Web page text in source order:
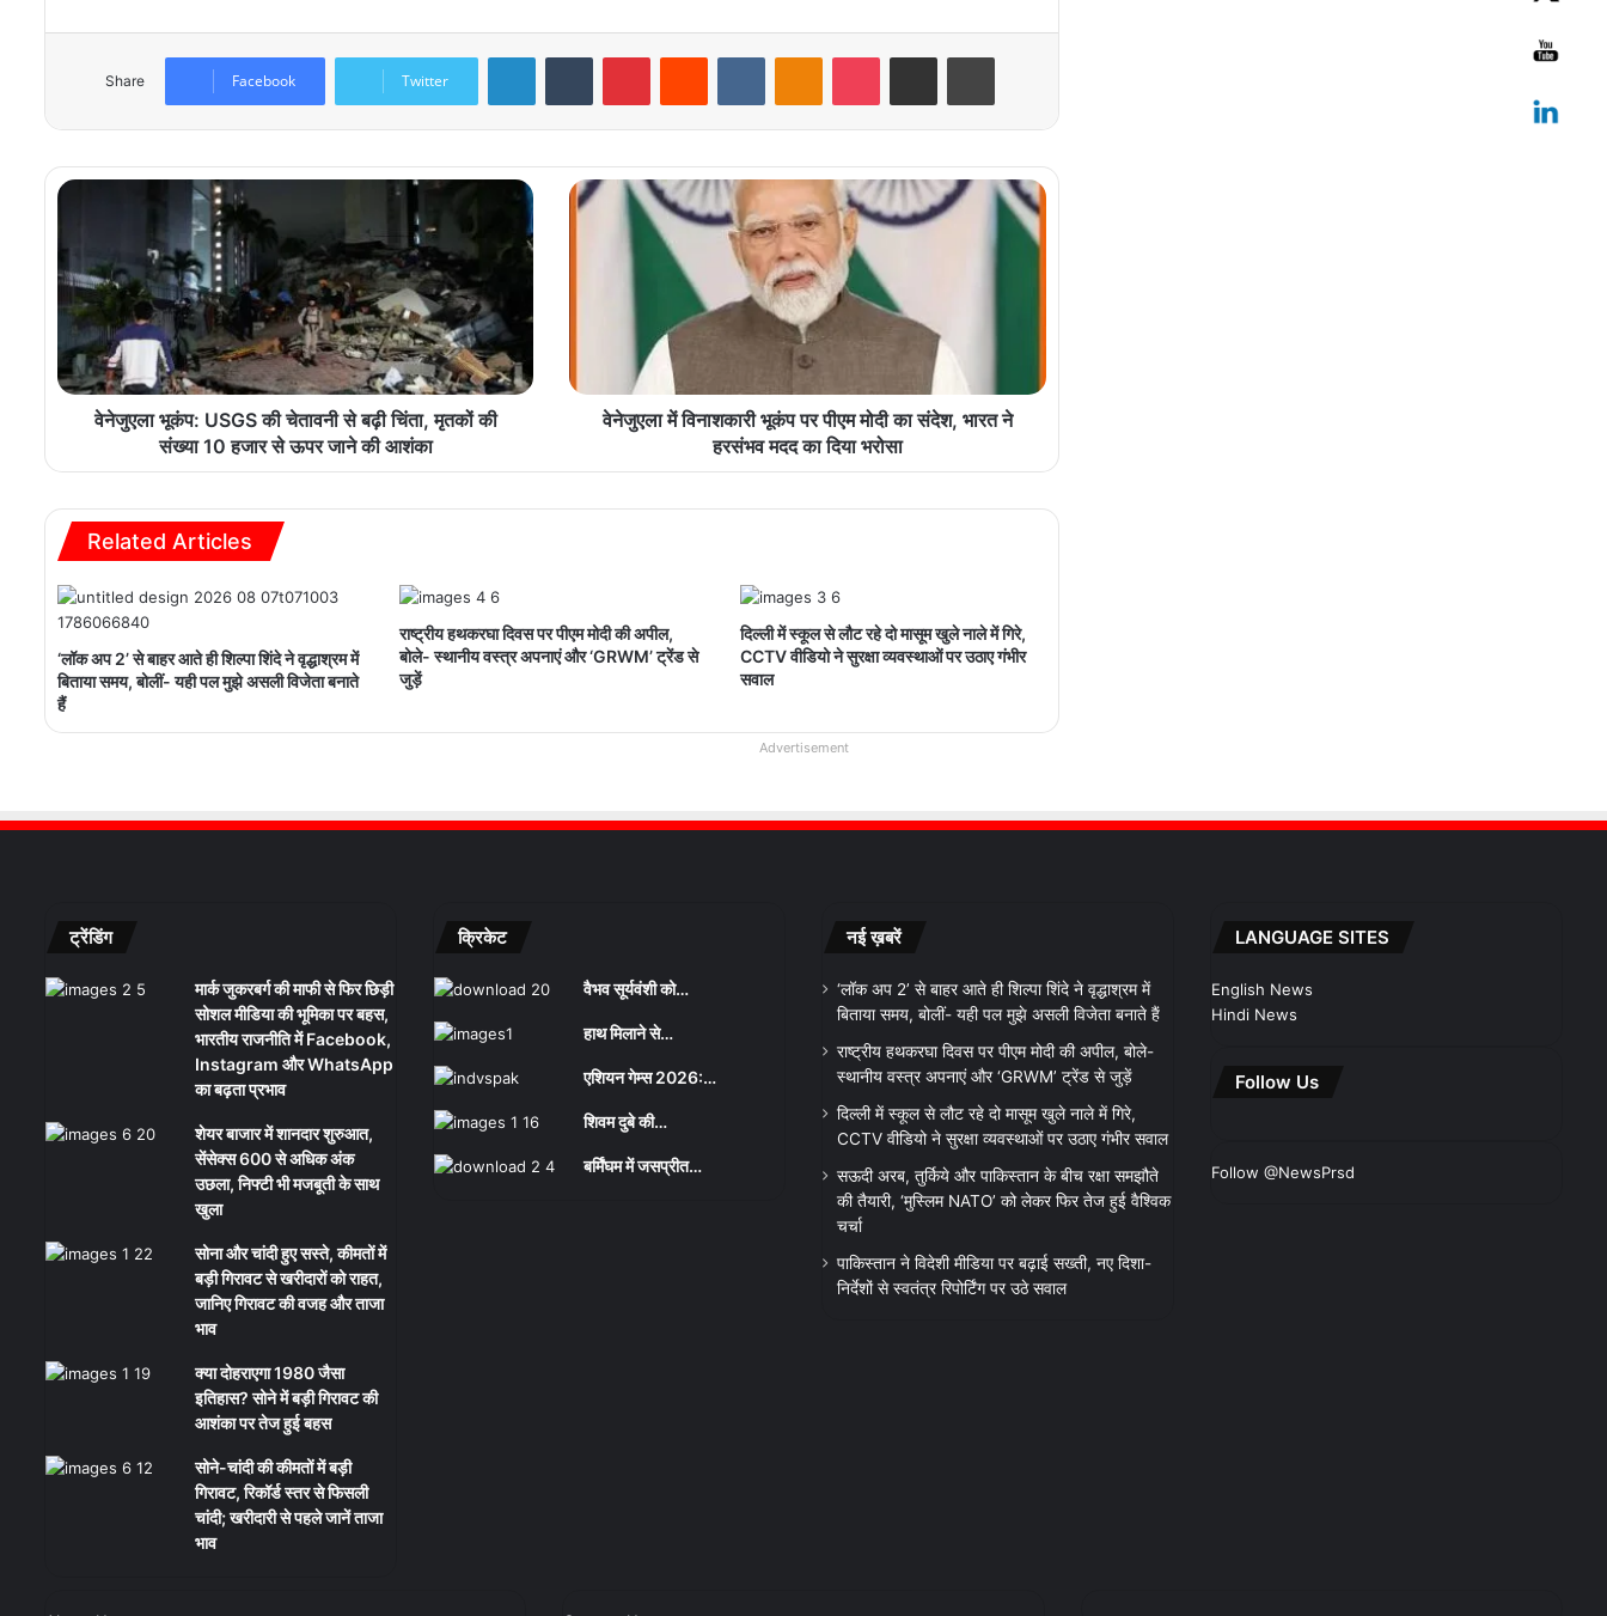
Share Facebook Twitter
वेनेजुएला भूकंप: USGS की चेतावनी से बढ़ी चिंता, मृतकों की
संख्या 10 हजार से ऊपर जाने की आशंका
वेनेजुएला में विनाशकारी भूकंप पर पीएम मोदी का संदेश, भारत ने
हरसंभव मदद का दिया भरोसा
Related Articles
‘लॉक अप 2’ से बाहर आते ही शिल्पा शिंदे ने वृद्धाश्रम में
बिताया समय, बोलीं- यही पल मुझे असली विजेता बनाते
हैं
राष्ट्रीय हथकरघा दिवस पर पीएम मोदी की अपील,
बोले- स्थानीय वस्त्र अपनाएं और ‘GRWM’ ट्रेंड से
जुड़ें
दिल्ली में स्कूल से लौट रहे दो मासूम खुले नाले में गिरे,
CCTV वीडियो ने सुरक्षा व्यवस्थाओं पर उठाए गंभीर
सवाल
Advertisement
ट्रेंडिंग
मार्क जुकरबर्ग की माफी से फिर छिड़ी
सोशल मीडिया की भूमिका पर बहस,
भारतीय राजनीति में Facebook,
Instagram और WhatsApp
का बढ़ता प्रभाव
शेयर बाजार में शानदार शुरुआत,
सेंसेक्स 600 से अधिक अंक
उछला, निफ्टी भी मजबूती के साथ
खुला
सोना और चांदी हुए सस्ते, कीमतों में
बड़ी गिरावट से खरीदारों को राहत,
जानिए गिरावट की वजह और ताजा
भाव
क्या दोहराएगा 1980 जैसा
इतिहास? सोने में बड़ी गिरावट की
आशंका पर तेज हुई बहस
सोने-चांदी की कीमतों में बड़ी
गिरावट, रिकॉर्ड स्तर से फिसली
चांदी; खरीदारी से पहले जानें ताजा
भाव
क्रिकेट
वैभव सूर्यवंशी को…
हाथ मिलाने से…
एशियन गेम्स 2026:…
शिवम दुबे की…
बर्मिंघम में जसप्रीत…
नई ख़बरें
‘लॉक अप 2’ से बाहर आते ही शिल्पा शिंदे ने वृद्धाश्रम में
बिताया समय, बोलीं- यही पल मुझे असली विजेता बनाते हैं
राष्ट्रीय हथकरघा दिवस पर पीएम मोदी की अपील, बोले-
स्थानीय वस्त्र अपनाएं और ‘GRWM’ ट्रेंड से जुड़ें
दिल्ली में स्कूल से लौट रहे दो मासूम खुले नाले में गिरे,
CCTV वीडियो ने सुरक्षा व्यवस्थाओं पर उठाए गंभीर सवाल
सऊदी अरब, तुर्किये और पाकिस्तान के बीच रक्षा समझौते
की तैयारी, ‘मुस्लिम NATO’ को लेकर फिर तेज हुई वैश्विक
चर्चा
पाकिस्तान ने विदेशी मीडिया पर बढ़ाई सख्ती, नए दिशा-
निर्देशों से स्वतंत्र रिपोर्टिंग पर उठे सवाल
LANGUAGE SITES
English News
Hindi News
Follow Us
Follow @NewsPrsd